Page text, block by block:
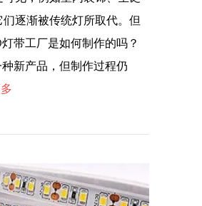
逐渐被传统灯所取代。但
带工厂是如何制作的吗？
新产品，但制作过程仍